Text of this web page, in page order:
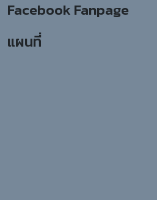
Facebook Fanpage
แผนที่